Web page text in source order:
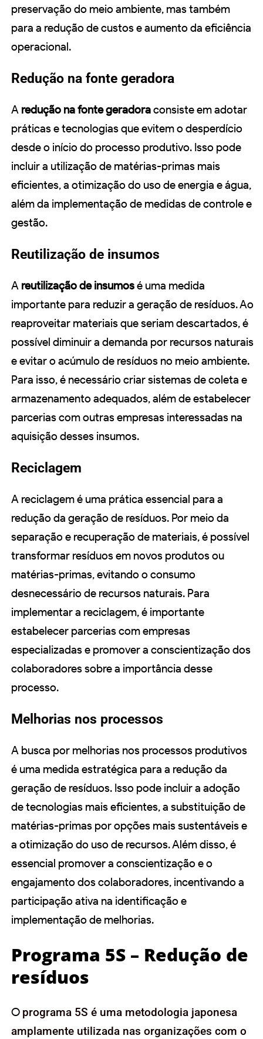
preservação do meio ambiente, mas também
para a redução de custos e aumento da eficiência
operacional.
Redução na fonte geradora
A redução na fonte geradoraconsiste em adotar
práticas e tecnologias que evitem o desperdício
desde o início do processo produtivo. Isso pode
incluir a utilização de matérias-primas mais
eficientes, a otimização do uso de energia e água,
além da implementação de medidas de controle e
gestão.
Reutilização de insumos
A reutilização de insumosé uma medida
importante para reduzir a geração de resíduos. Ao
reaproveitar materiais que seriam descartados, é
possível diminuir a demanda por recursos naturais
e evitar o acúmulo de resíduos no meio ambiente.
Para isso, é necessário criar sistemas de coleta e
armazenamento adequados, além de estabelecer
parcerias com outras empresas interessadas na
aquisição desses insumos.
Reciclagem
A reciclagem é uma prática essencial para a
redução da geração de resíduos. Por meio da
separação e recuperação de materiais, é possível
transformar resíduos em novos produtos ou
matérias-primas, evitando o consumo
desnecessário de recursos naturais. Para
implementar a reciclagem, é importante
estabelecer parcerias com empresas
especializadas e promover a conscientização dos
colaboradores sobre a importância desse
processo.
Melhorias nos processos
A busca por melhorias nos processos produtivos
é uma medida estratégica para a redução da
geração de resíduos. Isso pode incluir a adoção
de tecnologias mais eficientes, a substituição de
matérias-primas por opções mais sustentáveis e
a otimização do uso de recursos. Além disso, é
essencial promover a conscientização e o
engajamento dos colaboradores, incentivando a
participação ativa na identificação e
implementação de melhorias.
Programa 5S – Redução de
resíduos
O programa 5S é uma metodologia japonesa
amplamente utilizada nas organizações com o